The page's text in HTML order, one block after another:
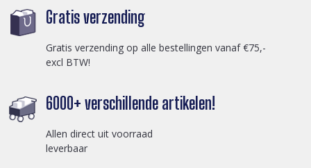
Gratis verzending
Gratis verzending op alle bestellingen vanaf €75,-
excl BTW!
6000+ verschillende artikelen!
Allen direct uit voorraad
leverbaar